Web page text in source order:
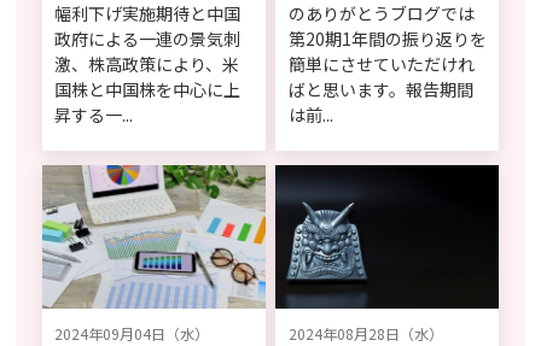
幅利下げ実施期待と中国
政府による一連の景気刺
激、株高政策により、米
国株と中国株を中心に上
昇する一...
のありがとうブログでは
第20期1年間の振り返りを
簡単にさせていただけれ
ばと思います。報告期間
は前...
2024年09月04日（水） 2024年08月28日（水）